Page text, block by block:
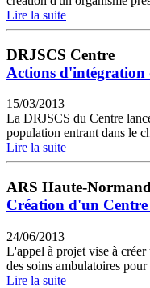
Lire la suite
DRJSCS Centre
Actions d'intégration
15/03/2013
La DRJSCS du Centre
population entrant dans le
Lire la suite
ARS Haute-
Création d'un Centre
24/06/2013
L'appel à projet vise à
des soins ambulatoires pour
Lire la suite